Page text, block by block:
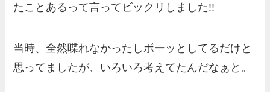
たことあるって言ってビックリしました!!
当時、全然喋れなかったしボーッとしてるだけと
思ってましたが、いろいろ考えてたんだなぁと。